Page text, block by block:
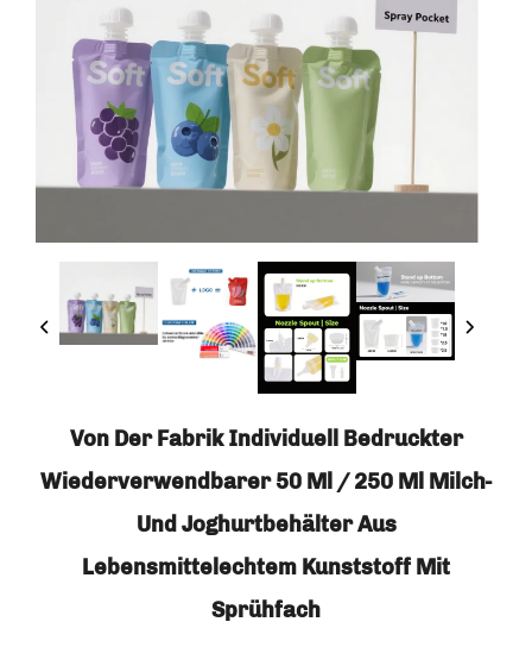
Von Der Fabrik Individuell Bedruckter
Wiederverwendbarer 50 Ml / 250 Ml Milch-
Und Joghurtbehälter Aus
Lebensmittelechtem Kunststoff Mit
Sprühfach